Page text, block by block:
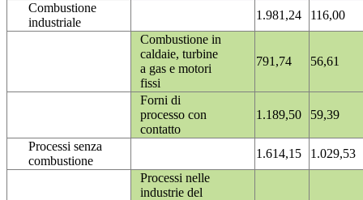
Combustione
industriale
1.981,24
116,00
Combustione in
caldaie, turbine
a gas e motori
fissi
791,74 56,61
Forni di
processo con
contatto
1.189,50 59,39
Processi senza
combustione
1.614,15
1.029,53
Processi nelle
industrie del